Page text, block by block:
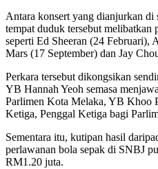
Antara konsert yang dianjurkan di
tempat duduk tersebut melibatkan
seperti Ed Sheeran (24 Februari),
Mars (17 September) dan Jay
Perkara tersebut dikongsikan
YB Hannah Yeoh semasa
Parlimen Kota Melaka, YB Khoo
Ketiga, Penggal Ketiga bagi
Sementara itu, kutipan hasil
perlawanan bola sepak di SNBJ
RM1.20 juta.